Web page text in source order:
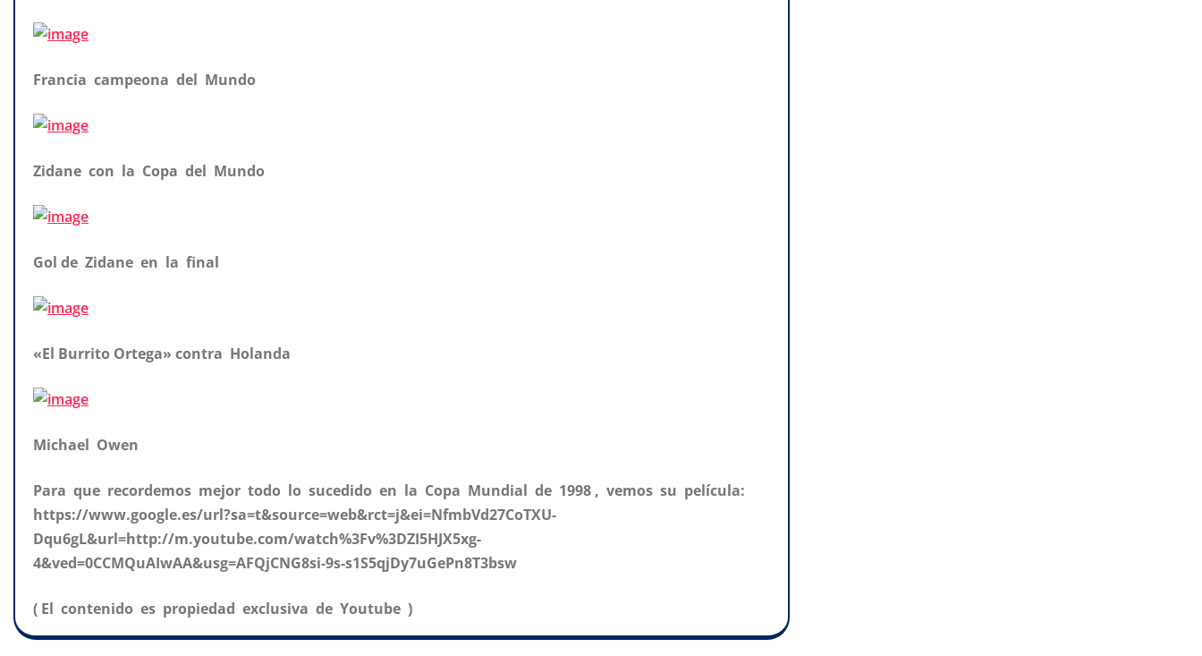
Francia campeona del Mundo
Zidane con la Copa del Mundo
Gol de Zidane en la final
«El Burrito Ortega» contra Holanda
Michael Owen
Para que recordemos mejor todo lo sucedido en la Copa Mundial de 1998 , vemos su película:
https://www.google.es/url?sa=t&source=web&rct=j&ei=NfmbVd27CoTXU-
Dqu6gL&url=http://m.youtube.com/watch%3Fv%3DZI5HJX5xg-
4&ved=0CCMQuAIwAA&usg=AFQjCNG8si-9s-s1S5qjDy7uGePn8T3bsw
( El contenido es propiedad exclusiva de Youtube )